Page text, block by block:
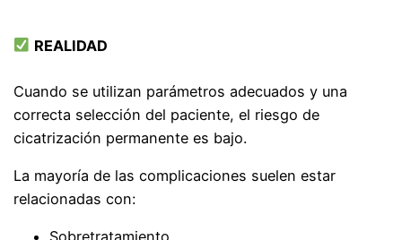
REALIDAD
Cuando se utilizan parámetros adecuados y una
correcta selección del paciente, el riesgo de
cicatrización permanente es bajo.
La mayoría de las complicaciones suelen estar
relacionadas con: